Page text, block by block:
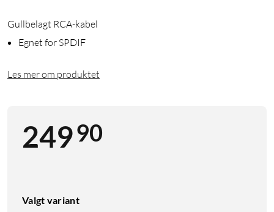
Gullbelagt RCA-kabel
Egnet for SPDIF
Les mer om produktet
24990
Valgt variant